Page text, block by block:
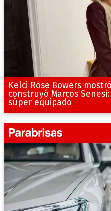
Kelci Rose Bowers
construyó Marcos
súper equipado